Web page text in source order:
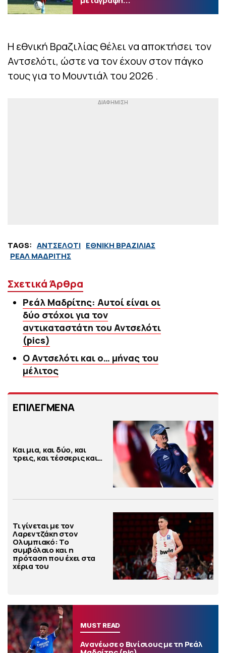
Η εθνική Βραζιλίας θέλει να αποκτήσει τον
Αντσελότι, ώστε να τον έχουν στον πάγκο
τους για το Μουντιάλ του 2026 .
TAGS: ΑΝΤΣΕΛΟΤΙ ΕΘΝΙΚΗ ΒΡΑΖΙΛΙΑΣ
ΡΕΑΛ ΜΑΔΡΙΤΗΣ
Σχετικά Άρθρα
Ρεάλ Μαδρίτης: Αυτοί είναι οι
δύο στόχοι για τον
αντικαταστάτη του Αντσελότι
(pics)
Ο Αντσελότι και ο… μήνας του
μέλιτος
ΕΠΙΛΕΓΜΕΝΑ
Και μια, και δύο, και
τρεις, και τέσσερις και…
Τι γίνεται με τον
Λαρεντζάκη στον
Ολυμπιακό: Το
συμβόλαιο και η
πρόταση που έχει στα
χέρια του
MUST READ
Ανανέωσε ο Βινίσιους με τη Ρεάλ